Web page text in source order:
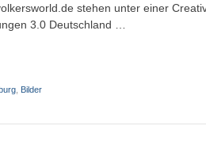
stehen unter einer
3.0 Deutschland …
Bilder